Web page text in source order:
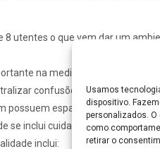
Usamos
dispositivo.
personalizados.
como
retirar o
8 utentes o que vem dar um
na medida em que é
confusões e barulhos
possuem espaços ao ar livre
se inclui cuidados pessoais e de
inclui: